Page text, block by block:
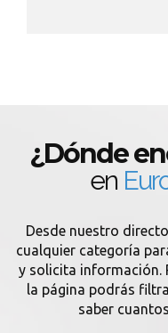
¿Dónde
en
Desde nuestro
cualquier categoría
y solicita información.
la página podrás
saber